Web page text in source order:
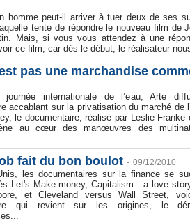
homme peut-il arriver à tuer deux de ses
tente de répondre le nouveau film de
Mais, si vous vous attendez à une
ce film, car dés le début, le réalisateur
pas une marchandise
journée internationale de l’eau, Arte
accablant sur la privatisation du marché de
le documentaire, réalisé par Leslie Franke
au cœur des manœuvres des
fait du bon boulot - 09/12/2010
les documentaires sur la finance se
Let's Make money, Capitalism : a love
et Cleveland versus Wall Street,
qui revient sur les origines, le